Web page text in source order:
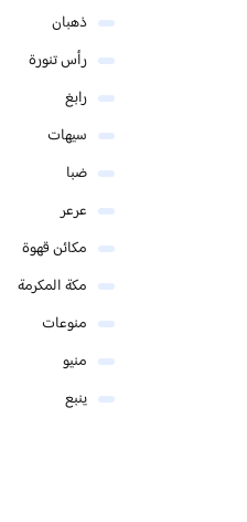
ذهبان
رأس تنورة
رابغ
سيهات
ضبا
عرعر
مكائن قهوة
مكة المكرمة
منوعات
منيو
ينبع